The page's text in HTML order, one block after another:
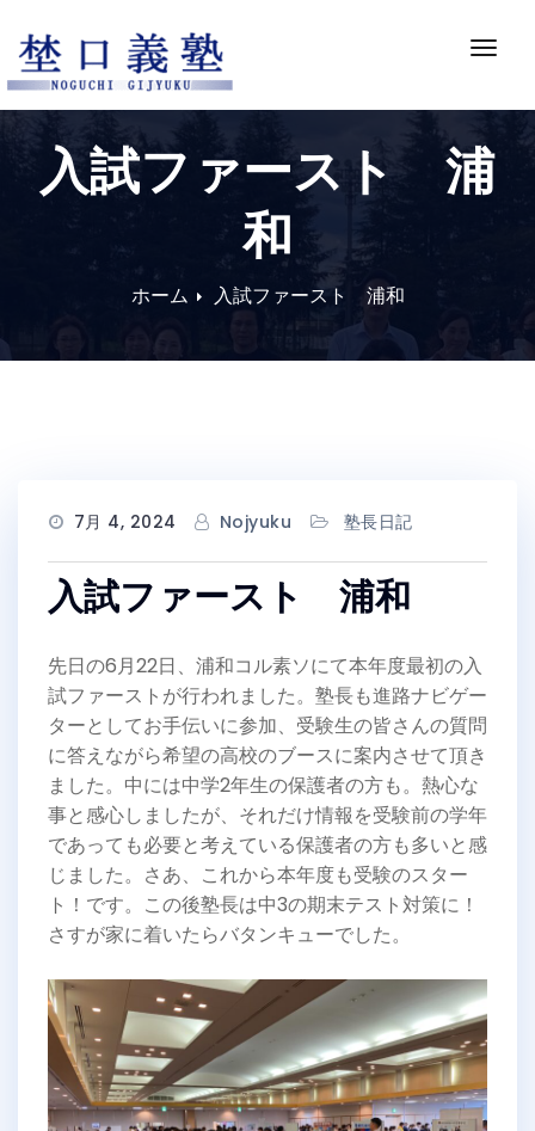
content
ナ
ゲ
ー
シ
ョ
り
え
入試ファースト 浦
和
ホーム 入試ファースト 浦和
7月 4, 2024 Nojyuku 塾長日記
入試ファースト 浦和
先日の6月22日、浦和コル素ソにて本年度最初の入
試ファーストが行われました。塾長も進路ナビゲー
ターとしてお手伝いに参加、受験生の皆さんの質問
に答えながら希望の高校のブースに案内させて頂き
ました。中には中学2年生の保護者の方も。熱心な
事と感心しましたが、それだけ情報を受験前の学年
であっても必要と考えている保護者の方も多いと感
じました。さあ、これから本年度も受験のスター
ト！です。この後塾長は中3の期末テスト対策に！
さすが家に着いたらバタンキューでした。